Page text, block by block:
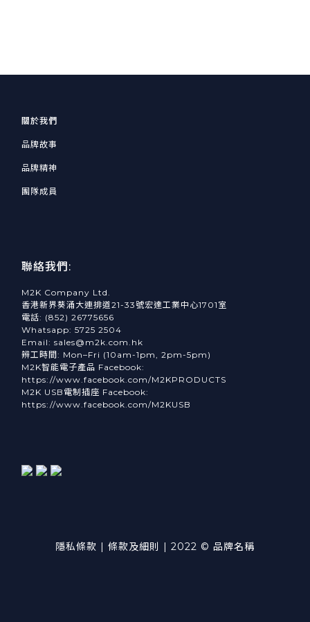
關於我們
品牌故事
品牌精神
團隊成員
聯絡我們:
M2K Company Ltd.
香港新界葵涌大連排道21-33號宏達工業中心1701室
電話: (852) 26775656
Whatsapp: 5725 2504
Email: sales@m2k.com.hk
辨工時間: Mon–Fri (10am-1pm, 2pm-5pm)
M2K智能電子產品 Facebook:
https://www.facebook.com/M2KPRODUCTS
M2K USB電制插座 Facebook:
https://www.facebook.com/M2KUSB
隱私條款 | 條款及細則 | 2022 © 品牌名稱